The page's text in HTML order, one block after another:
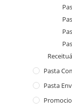
Pasta
Pasta